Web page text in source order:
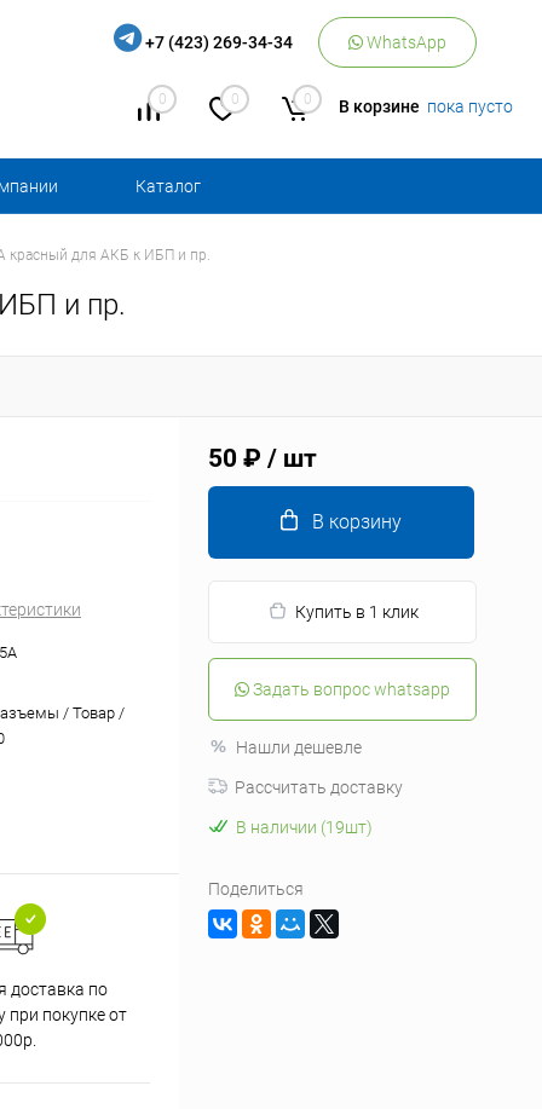
+7 (423) 269-34-34 WhatsApp
0 0 0 В корзине пока пусто
Каталог
красный для АКБ к ИБП и пр.
и пр.
/ Товар /
доставка по
при покупке от
50 ₽ / шт
В корзину
Купить в 1 клик
Задать вопрос whatsapp
Нашли дешевле
Рассчитать доставку
В наличии (19шт)
Поделиться